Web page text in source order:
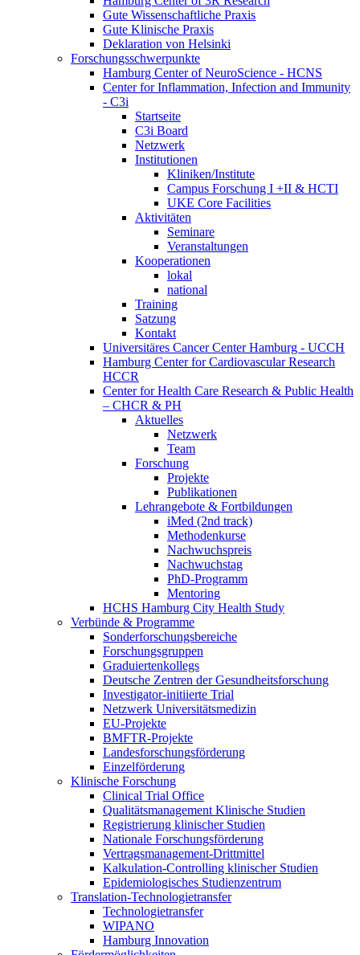
Gute Wissenschaftliche Praxis
Gute Klinische Praxis
Deklaration von Helsinki
Forschungsschwerpunkte
Hamburg Center of NeuroScience - HCNS
Center for Inflammation, Infection and Immunity
- C3i
Startseite
C3i Board
Netzwerk
Institutionen
Kliniken/Institute
Campus Forschung I +II & HCTI
UKE Core Facilities
Aktivitäten
Seminare
Veranstaltungen
Kooperationen
lokal
national
Training
Satzung
Kontakt
Universitäres Cancer Center Hamburg - UCCH
Hamburg Center for Cardiovascular Research
HCCR
Center for Health Care Research & Public Health
– CHCR & PH
Aktuelles
Netzwerk
Team
Forschung
Projekte
Publikationen
Lehrangebote & Fortbildungen
iMed (2nd track)
Methodenkurse
Nachwuchspreis
Nachwuchstag
PhD-Programm
Mentoring
HCHS Hamburg City Health Study
Verbünde & Programme
Sonderforschungsbereiche
Forschungsgruppen
Graduiertenkollegs
Deutsche Zentren der Gesundheitsforschung
Investigator-initiierte Trial
Netzwerk Universitätsmedizin
EU-Projekte
BMFTR-Projekte
Landesforschungsförderung
Einzelförderung
Klinische Forschung
Clinical Trial Office
Qualitätsmanagement Klinische Studien
Registrierung klinischer Studien
Nationale Forschungsförderung
Vertragsmanagement-Drittmittel
Kalkulation-Controlling klinischer Studien
Epidemiologisches Studienzentrum
Translation-Technologietransfer
Technologietransfer
WIPANO
Hamburg Innovation